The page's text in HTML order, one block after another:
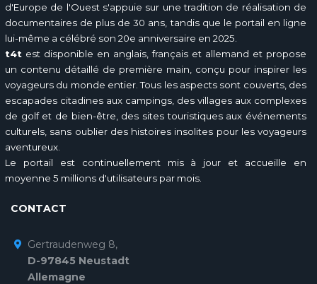
d'Europe de l'Ouest s'appuie sur une tradition de réalisation de
documentaires de plus de 30 ans, tandis que le portail en ligne
lui-même a célébré son 20e anniversaire en 2025.
t4t est disponible en anglais, français et allemand et propose
un contenu détaillé de première main, conçu pour inspirer les
voyageurs du monde entier. Tous les aspects sont couverts, des
escapades citadines aux campings, des villages aux complexes
de golf et de bien-être, des sites touristiques aux événements
culturels, sans oublier des histoires insolites pour les voyageurs
aventureux.
Le portail est continuellement mis à jour et accueille en
moyenne 5 millions d'utilisateurs par mois.
CONTACT
Gertraudenweg 8,
D-97845 Neustadt
Allemagne